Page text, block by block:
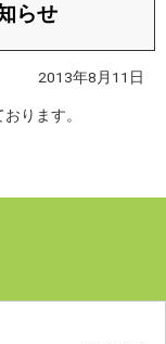
らせ
2013年8月11日
ります。